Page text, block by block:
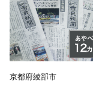
京都府綾部市